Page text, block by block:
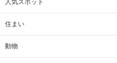
人気スポット
住まい
動物